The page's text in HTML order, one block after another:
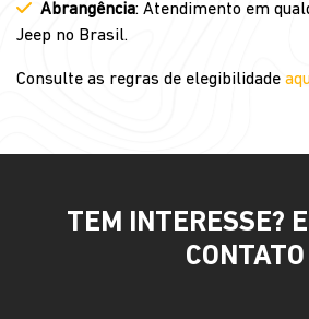
Abrangência: Atendimento em
Jeep no Brasil.
Consulte as regras de elegibilidade
TEM INTERESSE?
CONTATO